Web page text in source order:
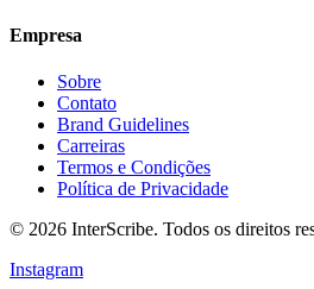
Empresa
Sobre
Contato
Brand Guidelines
Carreiras
Termos e Condições
Política de Privacidade
© 2026 InterScribe. Todos os direitos
Instagram